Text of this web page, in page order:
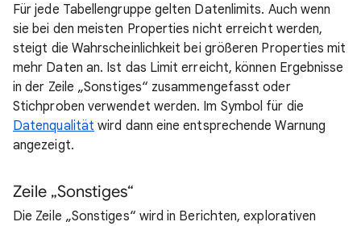
Für jede Tabellengruppe gelten Datenlimits. Auch wenn
sie bei den meisten Properties nicht erreicht werden,
steigt die Wahrscheinlichkeit bei größeren Properties mit
mehr Daten an. Ist das Limit erreicht, können Ergebnisse
in der Zeile „Sonstiges“ zusammengefasst oder
Stichproben verwendet werden. Im Symbol für die
Datenqualität wird dann eine entsprechende Warnung
angezeigt.
Zeile „Sonstiges“
Die Zeile „Sonstiges“ wird in Berichten, explorativen